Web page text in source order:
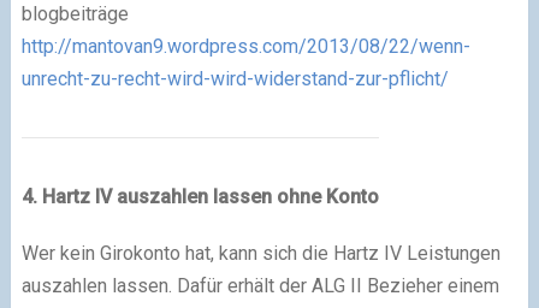
blogbeiträge
http://mantovan9.wordpress.com/2013/08/22/wenn-
unrecht-zu-recht-wird-wird-widerstand-zur-pflicht/
4. Hartz IV auszahlen lassen ohne Konto
Wer kein Girokonto hat, kann sich die Hartz IV Leistungen
auszahlen lassen. Dafür erhält der ALG II Bezieher einem